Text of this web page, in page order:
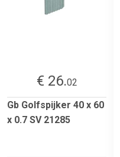
€ 26.02
Gb Golfspijker 40 x 60
x 0.7 SV 21285